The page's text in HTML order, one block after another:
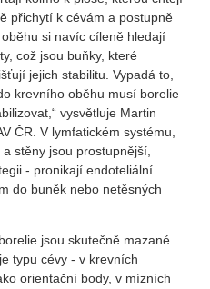
přichytí k cévám a postupně
si navíc cíleně hledají
což jsou buňky, které
jejich stabilitu. Vypadá to,
krevního oběhu musí borelie
vysvětluje Martin
ČR. V lymfatickém systému,
stěny jsou prostupnější,
- pronikají endoteliální
do buněk nebo netěsných
jsou skutečně mazané.
typu cévy - v krevních
orientační body, v mízních